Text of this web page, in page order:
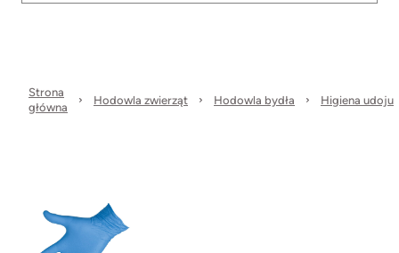
Strona
główna
Hodowla zwierząt Hodowla bydła Higiena udoju